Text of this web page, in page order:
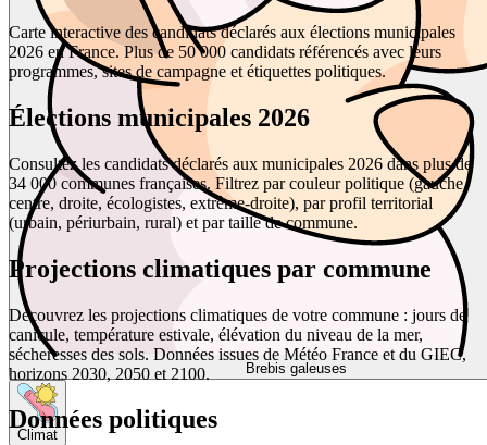
Brebis galeuses
Climat
Carte interactive des candidats déclarés aux élections municipales
2026 en France. Plus de 50 000 candidats référencés avec leurs
programmes, sites de campagne et étiquettes politiques.
Élections municipales 2026
Consultez les candidats déclarés aux municipales 2026 dans plus de
34 000 communes françaises. Filtrez par couleur politique (gauche,
centre, droite, écologistes, extrême-droite), par profil territorial
(urbain, périurbain, rural) et par taille de commune.
Projections climatiques par commune
Découvrez les projections climatiques de votre commune : jours de
canicule, température estivale, élévation du niveau de la mer,
sécheresses des sols. Données issues de Météo France et du GIEC,
horizons 2030, 2050 et 2100.
Données politiques